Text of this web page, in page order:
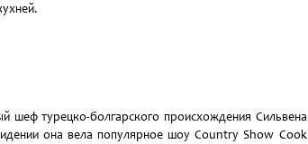
шеф турецко-болгарского происхождения Сильвена
она вела популярное шоу Country Show Cook